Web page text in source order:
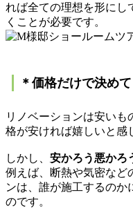
れば全ての理想を形にし
くことが必要です。
＊価格だけで決め
リノベーションは安い
格が安ければ嬉しいと感
しかし、 安かろう悪かろ
例えば、断熱や気密など
ンは、誰が施工するのか
のです。